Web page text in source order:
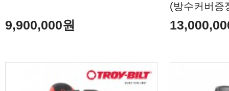
9,900,000원
(방수커버증